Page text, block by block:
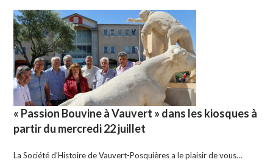
« Passion Bouvine à Vauvert » dans les kiosques à
partir du mercredi 22 juillet
La Société d’Histoire de Vauvert-Posquières a le plaisir de vous…